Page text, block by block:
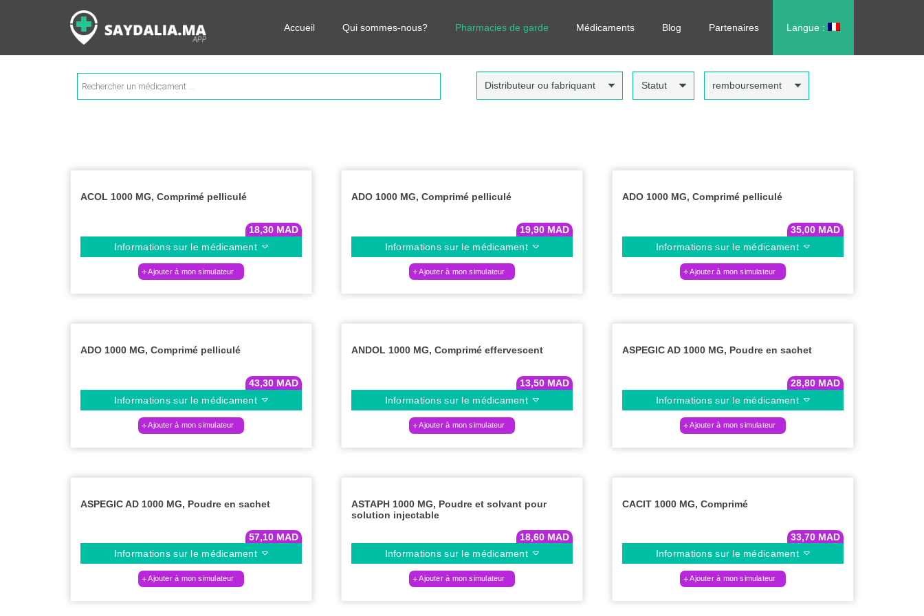
Accueil Qui sommes-nous? Pharmacies de garde Médicaments Blog Partenaires Langue :
Rechercher les informations sur vos médicaments, leurs prix et estimer ainsi le coût total de votre ordonnance, sans vous déplacer !
Recherche
de
produits
Distributeur ou fabriquant Statut remboursement
ACOL 1000 MG, Comprimé pelliculé
18,30 MAD
Informations sur le médicament
Ajouter à mon simulateur
ADO 1000 MG, Comprimé pelliculé
19,90 MAD
Informations sur le médicament
Ajouter à mon simulateur
ADO 1000 MG, Comprimé pelliculé
35,00 MAD
Informations sur le médicament
Ajouter à mon simulateur
ADO 1000 MG, Comprimé pelliculé
43,30 MAD
Informations sur le médicament
Ajouter à mon simulateur
ANDOL 1000 MG, Comprimé effervescent
13,50 MAD
Informations sur le médicament
Ajouter à mon simulateur
ASPEGIC AD 1000 MG, Poudre en sachet
28,80 MAD
Informations sur le médicament
Ajouter à mon simulateur
ASPEGIC AD 1000 MG, Poudre en sachet
57,10 MAD
Informations sur le médicament
Ajouter à mon simulateur
ASTAPH 1000 MG, Poudre et solvant pour
solution injectable
18,60 MAD
Informations sur le médicament
Ajouter à mon simulateur
CACIT 1000 MG, Comprimé
33,70 MAD
Informations sur le médicament
Ajouter à mon simulateur